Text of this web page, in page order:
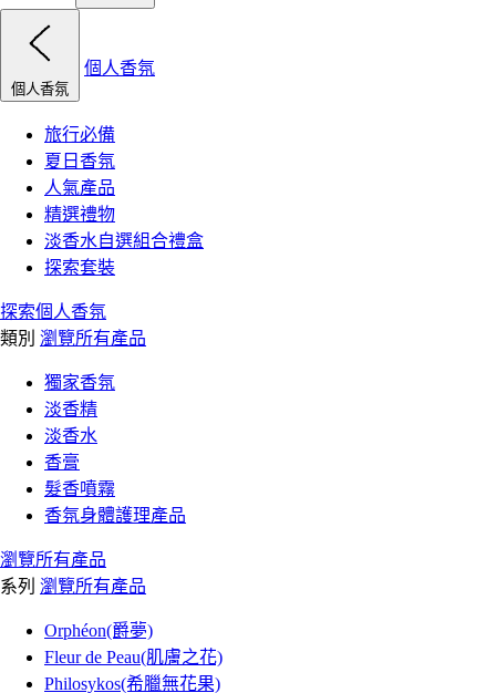
個人香氛
個人香氛
旅行必備
夏日香氛
人氣產品
精選禮物
淡香水自選組合禮盒
探索套裝
探索個人香氛
類別 瀏覽所有產品
獨家香氛
淡香精
淡香水
香膏
髮香噴霧
香氛身體護理產品
瀏覽所有產品
系列 瀏覽所有產品
Orphéon(爵夢)
Fleur de Peau(肌膚之花)
Philosykos(希臘無花果)